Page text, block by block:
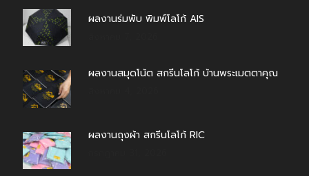
ผลงานร่มพับ พิมพ์โลโก้ AIS
ผลงานสมุดโน้ต สกรีนโลโก้ บ้านพระเมตตาคุณ
ผลงานถุงผ้า สกรีนโลโก้ RIC